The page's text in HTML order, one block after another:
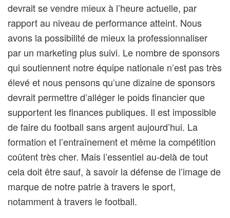
devrait se vendre mieux à l’heure actuelle, par
rapport au niveau de performance atteint. Nous
avons la possibilité de mieux la professionnaliser
par un marketing plus suivi. Le nombre de sponsors
qui soutiennent notre équipe nationale n’est pas très
élevé et nous pensons qu’une dizaine de sponsors
devrait permettre d’alléger le poids financier que
supportent les finances publiques. Il est impossible
de faire du football sans argent aujourd’hui. La
formation et l’entraînement et même la compétition
coûtent très cher. Mais l’essentiel au-delà de tout
cela doit être sauf, à savoir la défense de l’image de
marque de notre patrie à travers le sport,
notamment à travers le football.